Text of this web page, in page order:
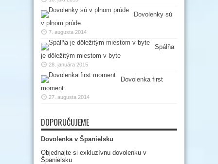
Dovolenky sú
v plnom prúde
7. augusta 2014
Spálňa
je dôležitým miestom v byte
28. januára 2015
Dovolenka first
moment
27. augusta 2014
DOPORUČUJEME
Dovolenka v Španielsku
Objednajte si exkluzívnu dovolenku v
Španielsku